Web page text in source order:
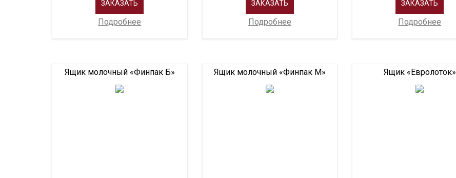
ЗАКАЗАТЬ
Подробнее
ЗАКАЗАТЬ
Подробнее
ЗАКАЗАТЬ
Подробнее
Ящик молочный «Финпак Б» Ящик молочный «Финпак М» Ящик «Евролоток»